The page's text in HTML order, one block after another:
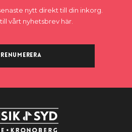
nytt direkt till din inkorg.
vårt nyhetsbrev här.